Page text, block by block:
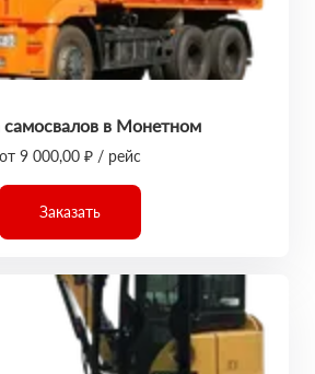
в Монетном
от 9 000,00 ₽ / рейс
Заказать